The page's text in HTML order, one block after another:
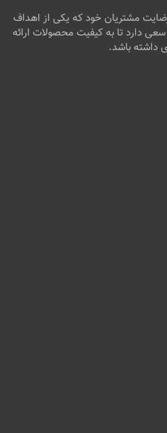
رضایت مشتریان خود که یکی از اهداف
دارد تا به کیفیت محصولات ارائه
داشته باشد.